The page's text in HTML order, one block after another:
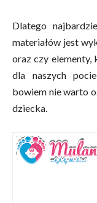
Dlatego
materiałów jest
oraz czy elementy,
dla naszych
bowiem nie warto
dziecka.